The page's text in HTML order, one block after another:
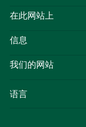
喳
联系我们
隐私
Cookie 通知
在此网站上
目的地
新南威尔士州公路旅行
活动
信息
旅行信息
新南威尔士州的商业
我们的网站
语言